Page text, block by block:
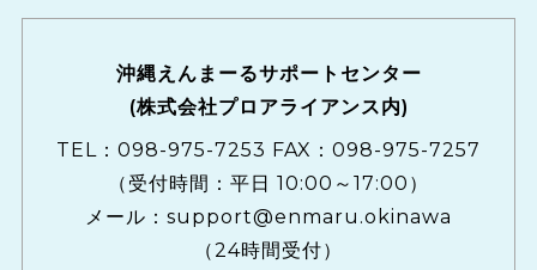
沖縄えんまーるサポートセンター
(株式会社プロアライアンス内)
TEL： 098-975-7253 FAX：098-975-7257
（受付時間：平日 10:00～17:00）
メール： support@enmaru.okinawa
（24時間受付）